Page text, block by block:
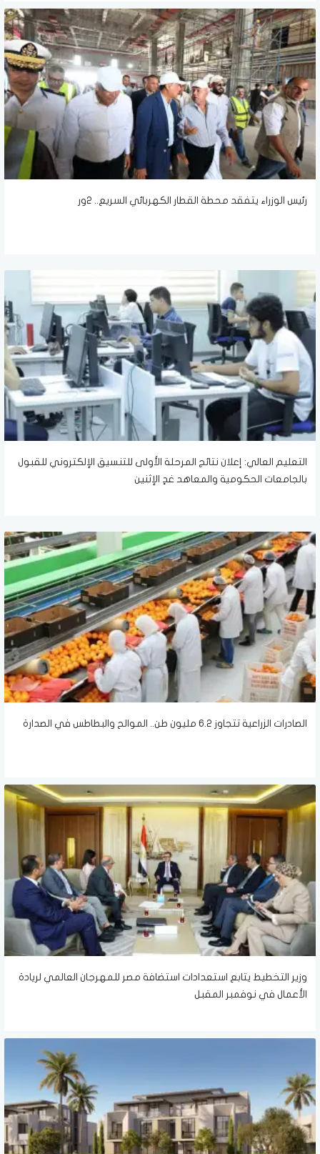
رئيس الوزراء يتفقد محطة القطار الكهربائي السريع.. 2ور
التعليم العالي: إعلان نتائج المرحلة الأولى للتنسيق الإلكتروني للقبول
بالجامعات الحكومية والمعاهد غدٍ الإثنين
الصادرات الزراعية تتجاوز 6.2 مليون طن.. الموالح والبطاطس في الصدارة
وزير التخطيط يتابع استعدادات استضافة مصر للمهرجان العالمي لريادة
الأعمال في نوفمبر المقبل